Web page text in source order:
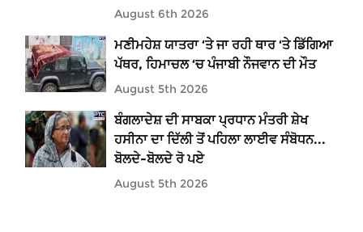
August 6th 2026
ਮਣੀਮਹੇਸ਼ ਯਾਤਰਾ ‘ਤੇ ਜਾ ਰਹੀ ਥਾਰ ‘ਤੇ ਡਿੱਗਿਆ
ਪੱਥਰ, ਹਿਮਾਚਲ ‘ਚ ਪੰਜਾਬੀ ਨੌਜਵਾਨ ਦੀ ਮੌਤ
August 5th 2026
ਬੰਗਲਾਦੇਸ਼ ਦੀ ਸਾਬਕਾ ਪ੍ਰਧਾਨ ਮੰਤਰੀ ਸ਼ੇਖ
ਹਸੀਨਾ ਦਾ ਦਿੱਲੀ ਤੋਂ ਪਹਿਲਾ ਲਾਈਵ ਸੰਬੋਧਨ...
ਬੋਲਦੇ-ਬੋਲਦੇ ਰੋ ਪਏ
August 5th 2026